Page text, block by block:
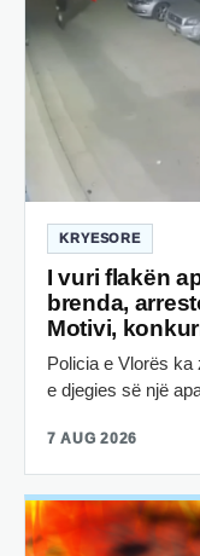
KRYESORE
I vuri flakën
brenda,
Motivi,
Policia e Vlorës ka
e djegies së një
7 AUG 2026